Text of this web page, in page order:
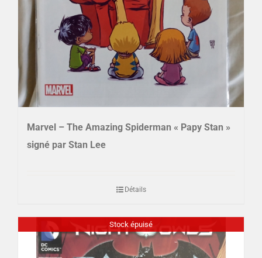
Marvel – The Amazing Spiderman « Papy Stan »
signé par Stan Lee
Détails
Stock épuisé